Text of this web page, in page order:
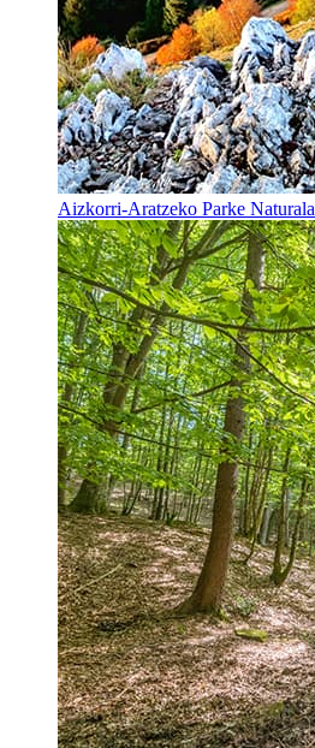
Aizkorri-Aratzeko Parke Naturala